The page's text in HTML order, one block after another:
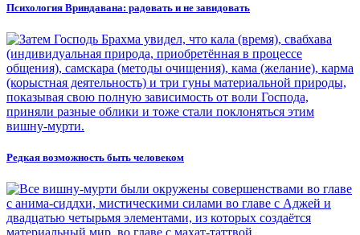
Психология Вриндавана: радовать и не завидовать
Редкая возможность быть человеком